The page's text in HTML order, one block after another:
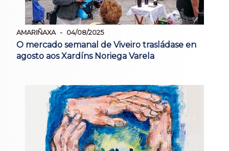
AMARIÑAXA 04/08/2025
O mercado semanal de Viveiro trasládase en
agosto aos Xardíns Noriega Varela